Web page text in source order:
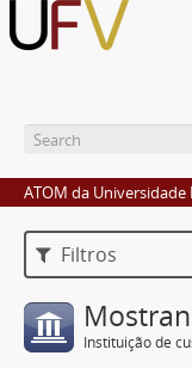
ATOM da Universidade
Filtros
Instituição de